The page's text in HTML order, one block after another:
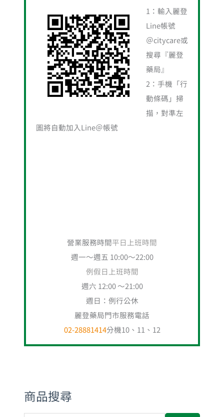
1：輸入麗登
Line帳號
＠citycare或
搜尋『麗登
藥局』
2：手機「行
動條碼」掃
描，對準左
圖將自動加入Line＠帳號
營業服務時間平日上班時間
週一～週五 10:00～22:00
例假日上班時間
週六 12:00 ～21:00
週日：例行公休
麗登藥局門市服務電話
02-28881414分機10、11、12
商品搜尋